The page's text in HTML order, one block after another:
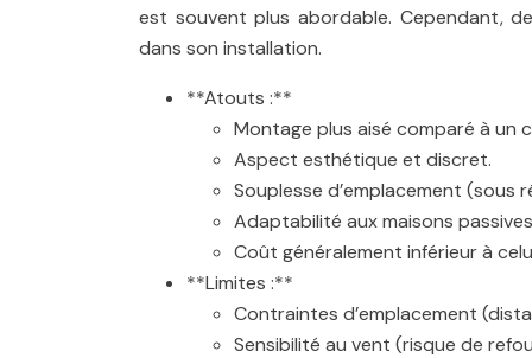
est souvent plus abordable. Cependant,
dans son installation.
**Atouts :**
Montage plus aisé comparé à un
Aspect esthétique et discret.
Souplesse d’emplacement (sous
Adaptabilité aux maisons
Coût généralement inférieur à
**Limites :**
Contraintes d’emplacement
Sensibilité au vent (risque de